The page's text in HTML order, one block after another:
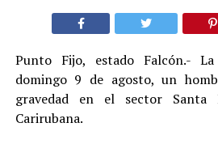
Punto Fijo, estado Falcón.-
domingo 9 de agosto, un
gravedad en el sector Santa
Carirubana.